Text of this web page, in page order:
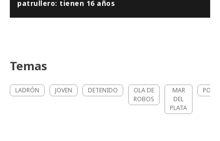
patrullero: tienen 16 años
Temas
LADRÓN JOVEN DETENIDO
OLA DE
ROBOS
MAR
DEL
PLATA